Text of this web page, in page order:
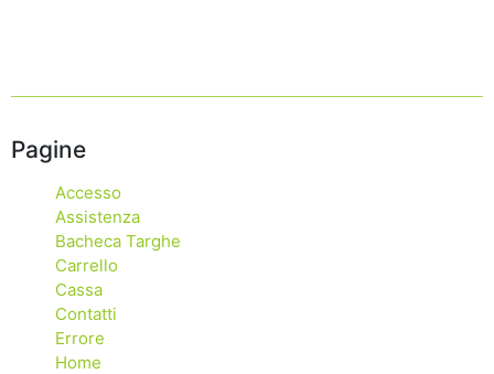
Pagine
Accesso
Assistenza
Bacheca Targhe
Carrello
Cassa
Contatti
Errore
Home